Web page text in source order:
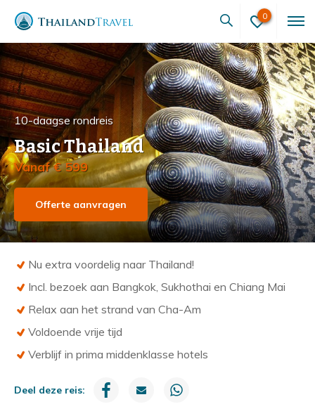
0
10-daagse rondreis
Basic Thailand
Vanaf € 599
Offerte aanvragen
Nu extra voordelig naar Thailand!
Incl. bezoek aan Bangkok, Sukhothai en Chiang Mai
Relax aan het strand van Cha-Am
Voldoende vrije tijd
Verblijf in prima middenklasse hotels
R
Deel deze reis: